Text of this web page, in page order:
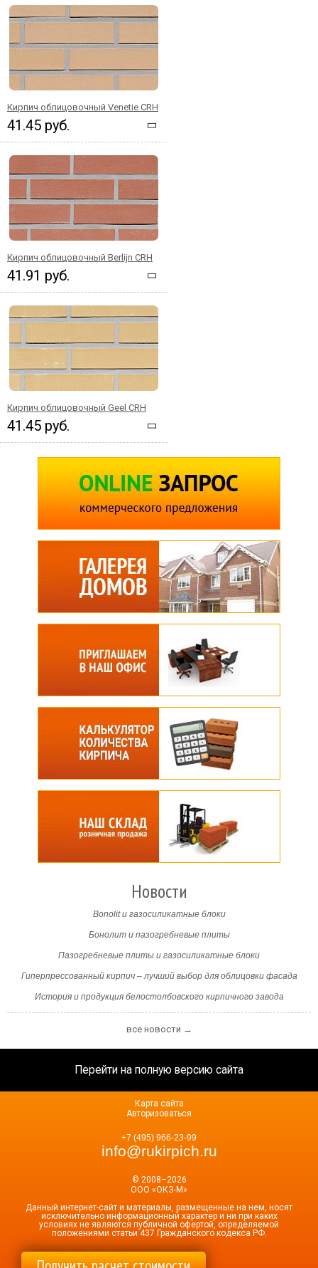
Кирпич облицовочный Venetie CRH
41.45 руб.
Кирпич облицовочный Berlijn CRH
41.91 руб.
Кирпич облицовочный Geel CRH
41.45 руб.
Новости
Bonolit и газосиликатные блоки
Бонолит и пазогребневые плиты
Пазогребневые плиты и газосиликатные блоки
Гиперпрессованный кирпич – лучший выбор для облицовки фасада
История и продукция белостолбовского кирпичного завода
все новости →
Перейти на полную версию сайта
© 2008–2026
ООО «ОКЗ-М»
Данный интернет-сайт и материалы, размещенные на нем, носят
исключительно информационный характер и ни при каких
условиях не являются публичной офертой, определяемой
положениями статьи 437 Гражданского кодекса РФ.
+7 (495) 966-23-99
info@rukirpich.ru
Карта сайта
Авторизоваться